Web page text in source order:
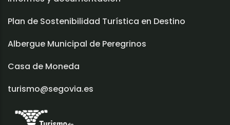
Plan de Sostenibilidad Turística en Destino
Albergue Municipal de Peregrinos
Casa de Moneda
turismo@segovia.es